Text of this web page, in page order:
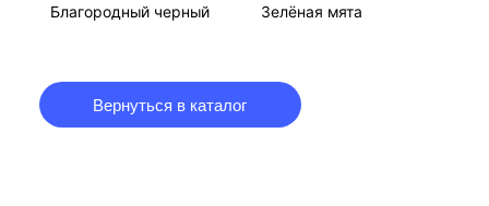
Благородный черный Зелёная мята
Благородный черный Зелёная мята
Вернуться в каталог